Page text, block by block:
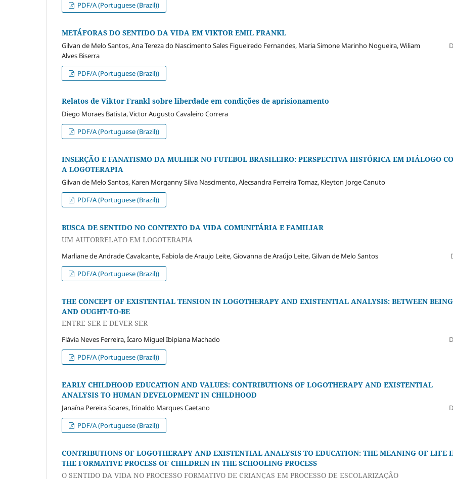
PDF/A (Portuguese (Brazil))
METÁFORAS DO SENTIDO DA VIDA EM VIKTOR EMIL FRANKL
Gilvan de Melo Santos, Ana Tereza do Nascimento Sales Figueiredo Fernandes, Maria Simone Marinho Nogueira, Wiliam
Alves Biserra
PDF/A (Portuguese (Brazil))
Relatos de Viktor Frankl sobre liberdade em condições de aprisionamento
Diego Moraes Batista, Victor Augusto Cavaleiro Correra
PDF/A (Portuguese (Brazil))
INSERÇÃO E FANATISMO DA MULHER NO FUTEBOL BRASILEIRO: PERSPECTIVA HISTÓRICA EM DIÁLOGO
A LOGOTERAPIA
Gilvan de Melo Santos, Karen Morganny Silva Nascimento, Alecsandra Ferreira Tomaz, Kleyton Jorge Canuto
PDF/A (Portuguese (Brazil))
BUSCA DE SENTIDO NO CONTEXTO DA VIDA COMUNITÁRIA E FAMILIAR
UM AUTORRELATO EM LOGOTERAPIA
Marliane de Andrade Cavalcante, Fabiola de Araujo Leite, Giovanna de Araújo Leite, Gilvan de Melo Santos
PDF/A (Portuguese (Brazil))
THE CONCEPT OF EXISTENTIAL TENSION IN LOGOTHERAPY AND EXISTENTIAL ANALYSIS: BETWEEN BEING
AND OUGHT-TO-BE
ENTRE SER E DEVER SER
Flávia Neves Ferreira, Ícaro Miguel Ibipiana Machado
PDF/A (Portuguese (Brazil))
EARLY CHILDHOOD EDUCATION AND VALUES: CONTRIBUTIONS OF LOGOTHERAPY AND EXISTENTIAL
ANALYSIS TO HUMAN DEVELOPMENT IN CHILDHOOD
Janaína Pereira Soares, Irinaldo Marques Caetano
PDF/A (Portuguese (Brazil))
CONTRIBUTIONS OF LOGOTHERAPY AND EXISTENTIAL ANALYSIS TO EDUCATION: THE MEANING OF LIFE
THE FORMATIVE PROCESS OF CHILDREN IN THE SCHOOLING PROCESS
O SENTIDO DA VIDA NO PROCESSO FORMATIVO DE CRIANÇAS EM PROCESSO DE ESCOLARIZAÇÃO